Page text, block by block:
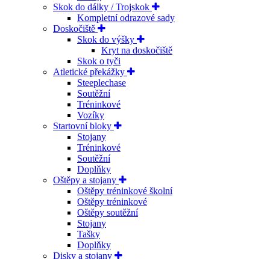
Skok do dálky / Trojskok
Kompletní odrazové sady
Doskočiště
Skok do výšky
Kryt na doskočiště
Skok o tyči
Atletické překážky
Steeplechase
Soutěžní
Tréninkové
Vozíky
Startovní bloky
Stojany
Tréninkové
Soutěžní
Doplňky
Oštěpy a stojany
Oštěpy tréninkové školní
Oštěpy tréninkové
Oštěpy soutěžní
Stojany
Tašky
Doplňky
Disky a stojany